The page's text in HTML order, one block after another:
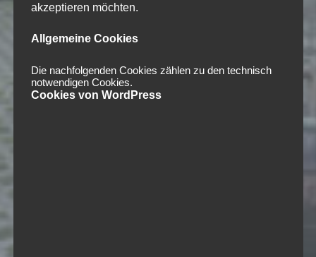
akzeptieren möchten.
Allgemeine Cookies
Die nachfolgenden Cookies zählen zu den technisch
notwendigen Cookies.
Cookies von WordPress